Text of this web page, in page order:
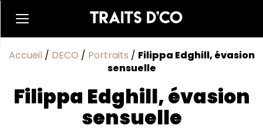
Accueil / DECO / Portraits / Filippa Edghill, évasion
sensuelle
Filippa Edghill, évasion
sensuelle